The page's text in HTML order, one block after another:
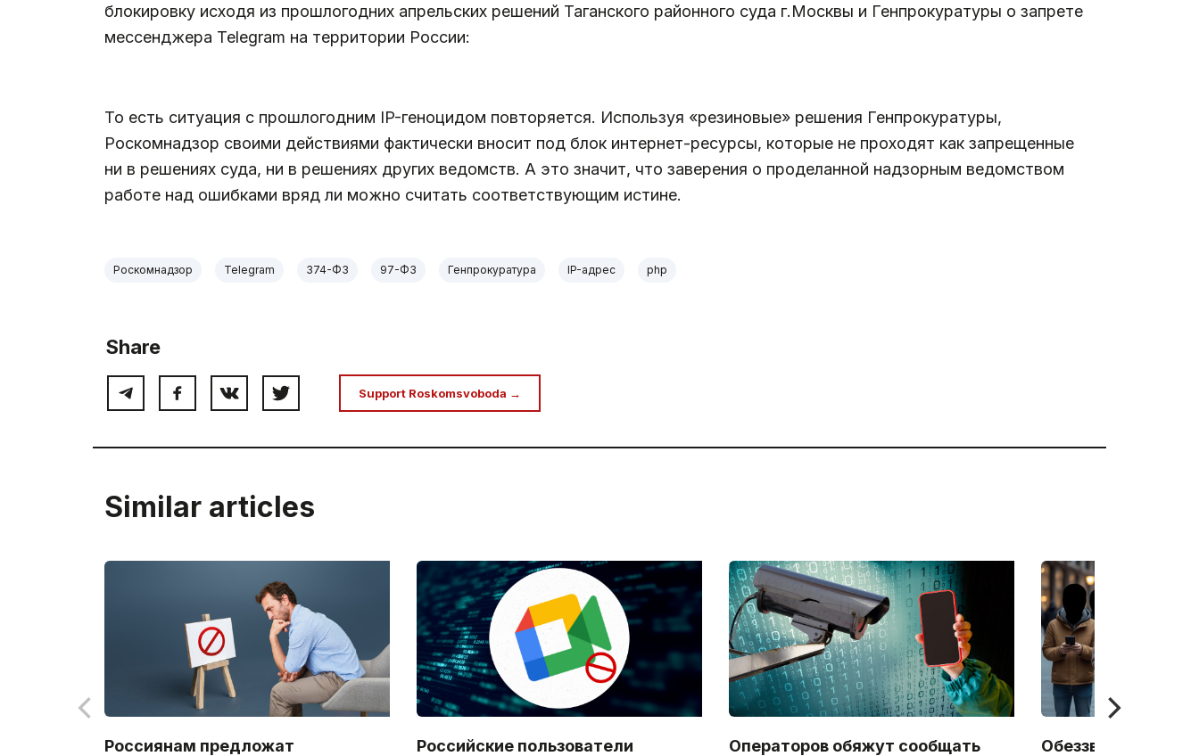
блокировку исходя из прошлогодних апрельских решений Таганского районного суда г.Москвы и Генпрокуратуры о запрете
мессенджера Telegram на территории России:
То есть ситуация с прошлогодним IP-геноцидом повторяется. Используя «резиновые» решения Генпрокуратуры,
Роскомнадзор своими действиями фактически вносит под блок интернет-ресурсы, которые не проходят как запрещенные
ни в решениях суда, ни в решениях других ведомств. А это значит, что заверения о проделанной надзорным ведомством
работе над ошибками вряд ли можно считать соответствующим истине.
Роскомнадзор Telegram 374-ФЗ 97-ФЗ Генпрокуратура IP-адрес php
Share
Support Roskomsvoboda →
Similar articles
Россиянам предложат
Российские пользователи
Операторов обяжут сообщать
Обеззвучивание